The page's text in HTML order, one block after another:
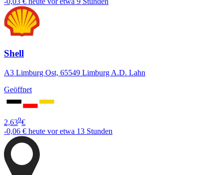
Shell
A3 Limburg Ost, 65549 Limburg A.D. Lahn
Geöffnet
2,639€
-0,06 € heute vor etwa 13 Stunden